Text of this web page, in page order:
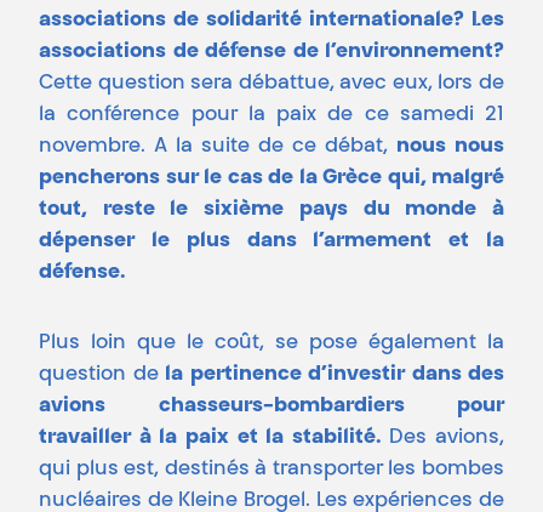
associations de solidarité internationale? Les
associations de défense de l’environnement?
Cette question sera débattue, avec eux, lors de
la conférence pour la paix de ce samedi 21
novembre. A la suite de ce débat, nous nous
pencherons sur le cas de la Grèce qui, malgré
tout, reste le sixième pays du monde à
dépenser le plus dans l’armement et la
défense.
Plus loin que le coût, se pose également la
question de
la pertinence d’investir dans des
avions chasseurs-bombardiers pour
travailler à la paix et la stabilité. Des avions,
qui plus est, destinés à transporter les bombes
nucléaires de Kleine Brogel. Les expériences de